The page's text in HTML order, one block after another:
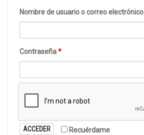
Nombre de usuario o correo electrónico
Contraseña*
Recuérdame
ACCEDER